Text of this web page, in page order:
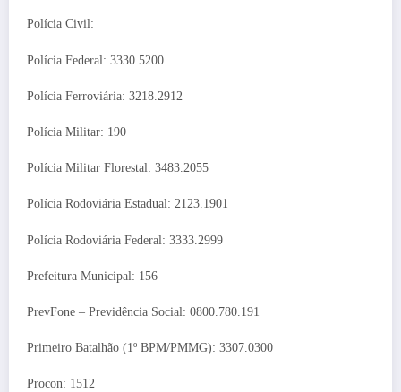
Polícia Civil:
Polícia Federal: 3330.5200
Polícia Ferroviária: 3218.2912
Polícia Militar: 190
Polícia Militar Florestal: 3483.2055
Polícia Rodoviária Estadual: 2123.1901
Polícia Rodoviária Federal: 3333.2999
Prefeitura Municipal: 156
PrevFone – Previdência Social: 0800.780.191
Primeiro Batalhão (1º BPM/PMMG): 3307.0300
Procon: 1512